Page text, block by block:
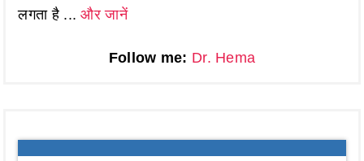
लगता है ...और जानें
Follow me: Dr. Hema